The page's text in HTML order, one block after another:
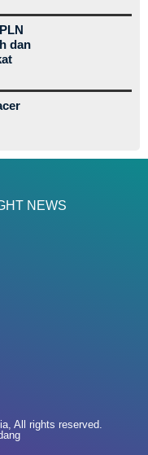
dan
All rights reserved.
NEWS